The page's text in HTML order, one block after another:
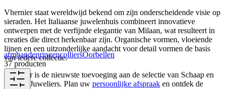
Vhernier staat wereldwijd bekend om zijn onderscheidende visie op
sieraden. Het Italiaanse juwelenhuis combineert innovatieve
ontwerpen met de verfijnde elegantie van Milaan, wat resulteert in
creaties die direct herkenbaar zijn. Organische vormen, vloeiende
lijnen en een uitzonderlijke aandacht voor detail vormen de basis
van iedere collectie.
Vhernier is de nieuwste toevoeging aan de selectie van Schaap en
Citroen Juweliers. Plan uw persoonlijke afspraak en ontdek de
armbandenringencolliersOorbellen
37 producten